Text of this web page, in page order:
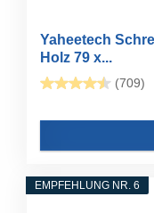
Yaheetech
Holz 79 x...
(709)
EMPFEHLUNG NR. 6